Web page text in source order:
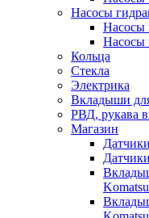
Насосы
Насосы
Насосы
Кольца
Стекла
Электрика
Вкладыши
РВД, рукава
Магазин
Komatsu